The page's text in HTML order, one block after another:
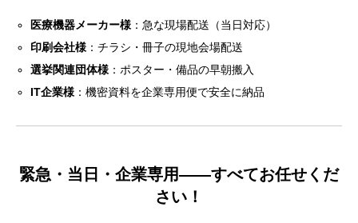
医療機器メーカー様 ：急な現場配送（当日対応）
印刷会社様 ：チラシ・冊子の現地会場配送
選挙関連団体様 ：ポスター・備品の早朝搬入
IT企業様 ：機密資料を企業専用便で安全に納品
緊急・当日・企業専用——すべてお任せくだ
さい！